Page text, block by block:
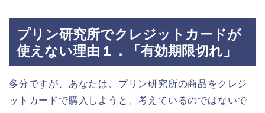
プリン研究所でクレジットカードが
使えない理由１．「有効期限切れ」
多分ですが、あなたは、プリン研究所の商品をクレジ
ットカードで購入しようと、考えているのではないで